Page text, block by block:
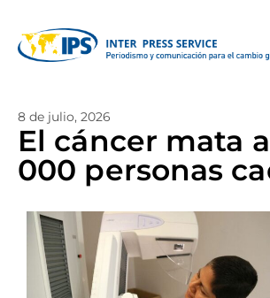
8 de julio, 2026
El cáncer mata
000 personas